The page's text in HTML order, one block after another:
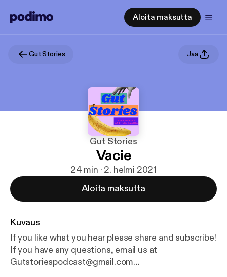
Aloita maksutta
Gut Stories Jaa
Gut Stories
Vacie
24 min · 2. helmi 2021
Aloita maksutta
Kuvaus
If you like what you hear please share and subscribe!
If you have any questions, email us at
Gutstoriespodcast@gmail.com